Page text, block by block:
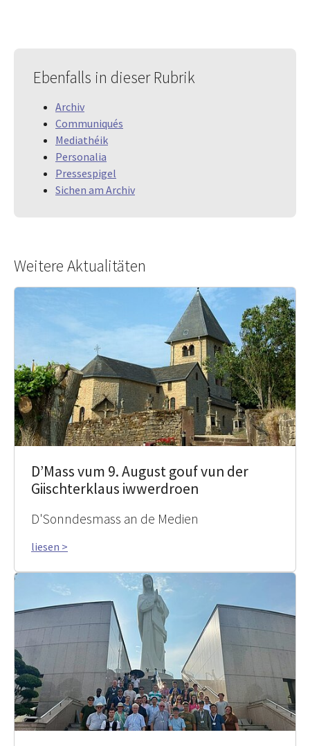
Ebenfalls in dieser Rubrik
Archiv
Communiqués
Mediathéik
Personalia
Pressespigel
Sichen am Archiv
Weitere Aktualitäten
D’Mass vum 9. August gouf vun der
Giischterklaus iwwerdroen
D'Sonndesmass an de Medien
liesen >